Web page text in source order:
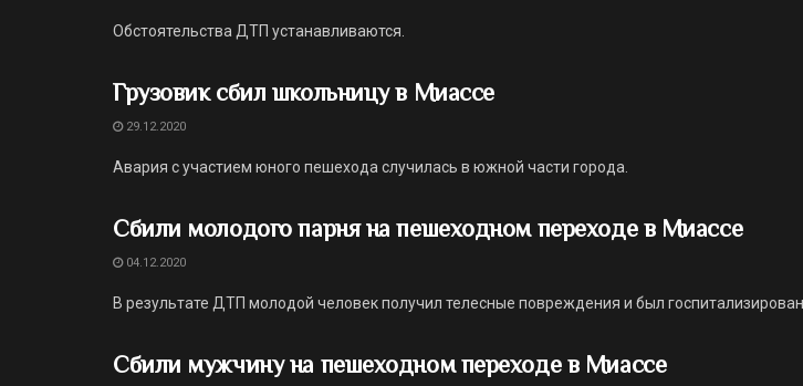
Обстоятельства ДТП устанавливаются.
Грузовик сбил школьницу в Миассе
29.12.2020
Авария с участием юного пешехода случилась в южной части города.
Сбили молодого парня на пешеходном переходе в Миассе
04.12.2020
В результате ДТП молодой человек получил телесные повреждения и был госпитализирован.
Сбили мужчину на пешеходном переходе в Миассе